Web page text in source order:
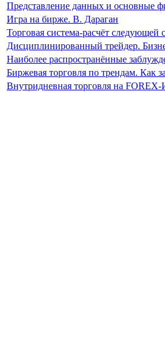
Представление данных и основные
Игра на бирже. В. Дараган
Торговая система-расчёт следующей
Дисциплинированный трейдер.
Наиболее распространённые
Биржевая торговля по трендам. Как
Внутридневная торговля на